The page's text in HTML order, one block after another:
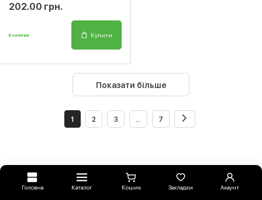
202.00 грн.
В наличии Купити
Показати більше
1 2 3 ... 7
Головна Каталог Кошик Закладки Акаунт